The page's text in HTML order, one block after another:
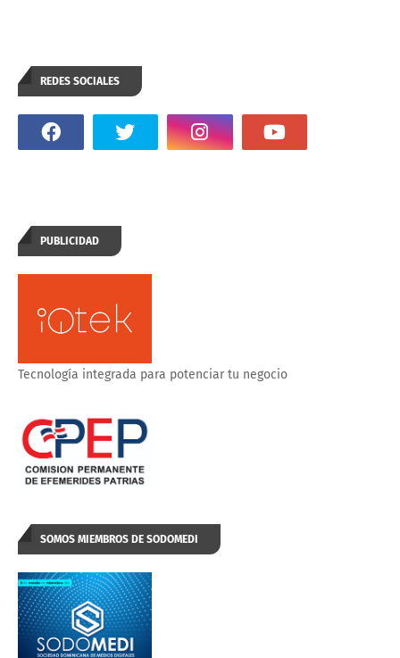
REDES SOCIALES
PUBLICIDAD
Tecnología integrada para potenciar tu negocio
SOMOS MIEMBROS DE SODOMEDI